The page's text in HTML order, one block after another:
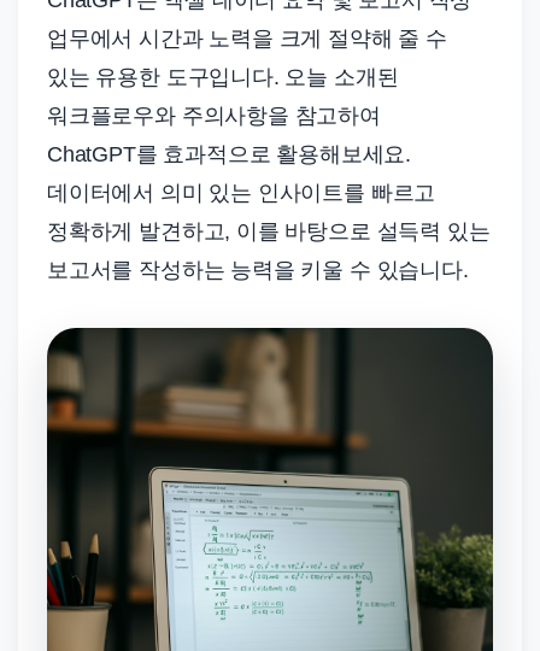
업무에서 시간과 노력을 크게 절약해 줄 수
있는 유용한 도구입니다. 오늘 소개된
워크플로우와 주의사항을 참고하여
ChatGPT를 효과적으로 활용해보세요.
데이터에서 의미 있는 인사이트를 빠르고
정확하게 발견하고, 이를 바탕으로 설득력 있는
보고서를 작성하는 능력을 키울 수 있습니다.